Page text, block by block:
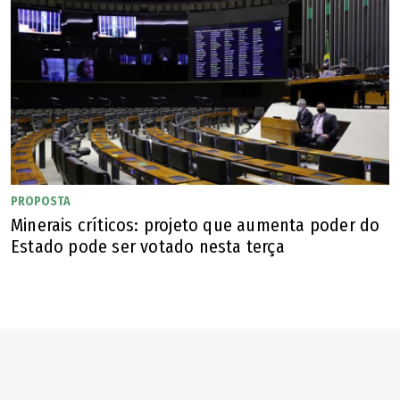
PROPOSTA
Minerais críticos: projeto que aumenta poder do
Estado pode ser votado nesta terça